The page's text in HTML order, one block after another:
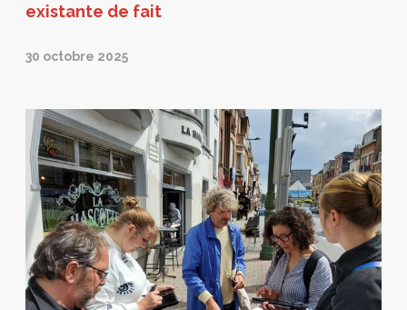
existante de fait
30 octobre 2025